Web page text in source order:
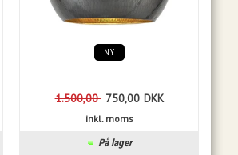
NY
1.500,00 750,00 DKK
inkl. moms
På lager